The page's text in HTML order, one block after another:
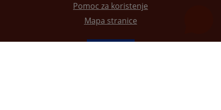
Pomoc za koristenje
Mapa stranice